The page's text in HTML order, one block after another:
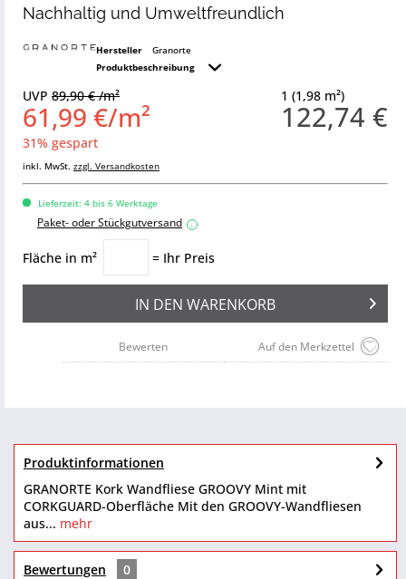
Nachhaltig und Umweltfreundlich
Hersteller
Granorte
Produktbeschreibung
1 (1,98 m²)
122,74 €
UVP 89,90 € /m²
61,99 €/m²
31% gespart
inkl. MwSt. zzgl. Versandkosten
Lieferzeit: 4 bis 6 Werktage
Paket- oder Stückgutversand i
Fläche in m² = Ihr Preis
IN DEN WARENKORB
Auf den Merkzettel
Bewerten
Produktinformationen
GRANORTE Kork Wandfliese GROOVY Mint mit
CORKGUARD-Oberfläche Mit den GROOVY-Wandfliesen
aus... mehr
Bewertungen
0